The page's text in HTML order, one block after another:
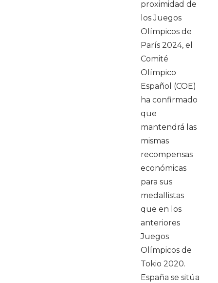
proximidad de
los Juegos
Olímpicos de
París 2024, el
Comité
Olímpico
Español (COE)
ha confirmado
que
mantendrá las
mismas
recompensas
económicas
para sus
medallistas
que en los
anteriores
Juegos
Olímpicos de
Tokio 2020.
España se sitúa